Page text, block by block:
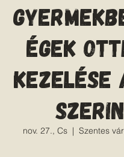
égek
kezelése
nov. 27., Cs
  |
Szentes